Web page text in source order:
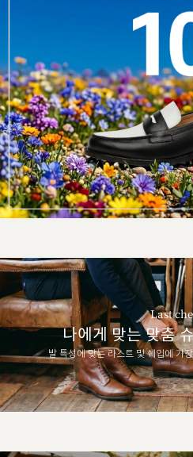
Last
나에게 맞는 맞춤
발 특성에 맞는 라스트 및 쉐입에 가